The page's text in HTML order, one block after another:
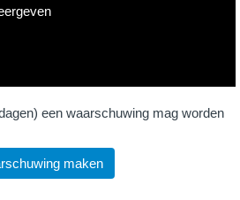
een waarschuwing mag worden
maken